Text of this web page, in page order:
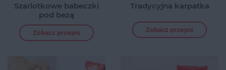
Szarlotkowe babeczki
pod bezą
Zobacz przepis
Tradycyjna karpatka
Zobacz przepis